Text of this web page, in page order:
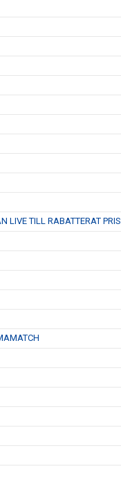
LIVE TILL RABATTERAT PRIS